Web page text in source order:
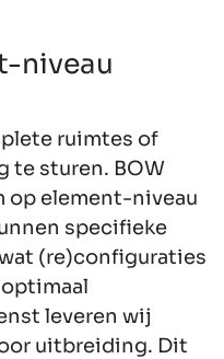
niveau
ruimtes of
te sturen. BOW
op element-niveau
specifieke
(re)configuraties
leveren wij
uitbreiding. Dit